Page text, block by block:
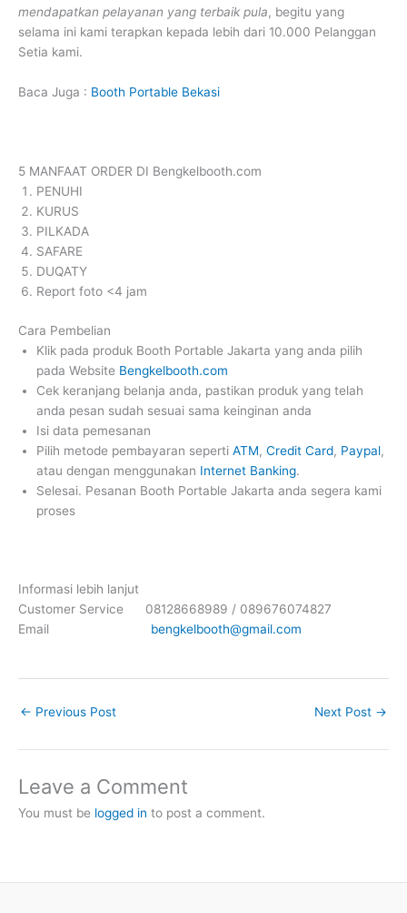
mendapatkan pelayanan yang terbaik pula, begitu yang
selama ini kami terapkan kepada lebih dari 10.000 Pelanggan
Setia kami.
Baca Juga : Booth Portable Bekasi
5 MANFAAT ORDER DI Bengkelbooth.com
PENUHI
KURUS
PILKADA
SAFARE
DUQATY
Report foto <4 jam
Cara Pembelian
Klik pada produk Booth Portable Jakarta yang anda pilih
pada Website Bengkelbooth.com
Cek keranjang belanja anda, pastikan produk yang telah
anda pesan sudah sesuai sama keinginan anda
Isi data pemesanan
Pilih metode pembayaran seperti ATM, Credit Card, Paypal,
atau dengan menggunakan Internet Banking.
Selesai. Pesanan Booth Portable Jakarta anda segera kami
proses
Informasi lebih lanjut
Customer Service 08128668989 / 089676074827
Email bengkelbooth@gmail.com
← Previous Post Next Post →
Leave a Comment
You must be logged in to post a comment.